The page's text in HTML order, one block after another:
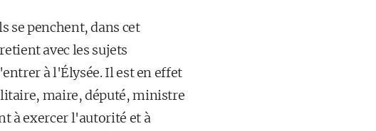
se penchent, dans cet
avec les sujets
à l'Élysée. Il est en effet
maire, député, ministre
à exercer l'autorité et à